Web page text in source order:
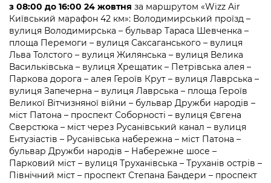
з 08:00 до 16:00 24 жовтня за маршрутом «Wizz Air
Київський марафон 42 км»: Володимирський проїзд –
вулиця Володимирська – бульвар Tapaca Шевченка –
площа Перемоги – вулиця Саксаганського – вулиця
Льва Толстого – вулиця Жилянська – вулиця Велика
Васильківська – вулиця Хрещатик – Петрівська алея –
Паркова дорога – алея Героїв Крут – вулиця Лаврська –
вулиця Запечерна – вулиця Лаврська – площа Героїв
Великої Вітчизняної війни – бульвар Дружби народів –
міст Патона – проспект Соборності – вулиця Євгена
Сверстюка – міст через Русанівський канал – вулиця
Ентузіастів – Русанівська набережна – міст Патона –
бульвар Дружби народів – Набережне шосе –
Парковий міст – вулиця Труханівська – Труханів острів –
Північний міст – проспект Степана Бандери – проспект